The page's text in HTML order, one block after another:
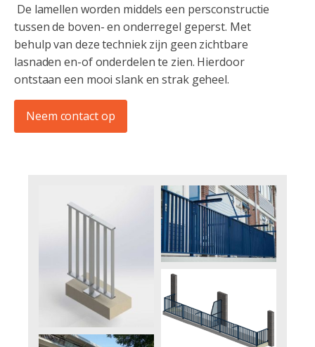
De lamellen worden middels een persconstructie
tussen de boven- en onderregel geperst. Met
behulp van deze techniek zijn geen zichtbare
lasnaden en-of onderdelen te zien. Hierdoor
ontstaan een mooi slank en strak geheel.
Neem contact op